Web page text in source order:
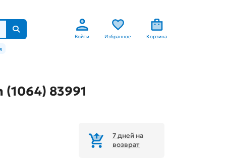
Войти Избранное Корзина
83991
7 дней на
возврат